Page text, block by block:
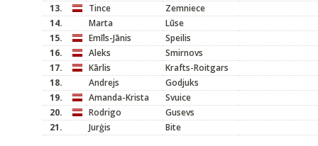
13.
Tince
Zemniece
14.
Marta
Lūse
15.
Emīls-Jānis
Speilis
16.
Aleks
Smirnovs
17.
Kārlis
Krafts-Roitgars
18.
Andrejs
Godjuks
19.
Amanda-Krista
Svuice
20.
Rodrigo
Gusevs
21.
Jurģis Bite